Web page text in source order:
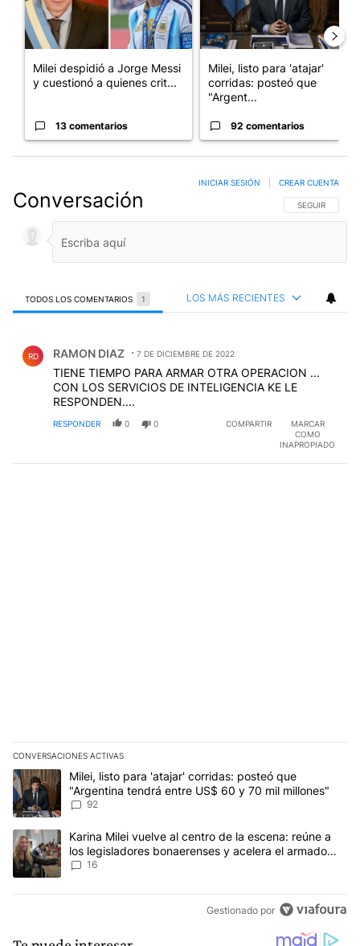
Milei despidió a Jorge Messi
y cuestionó a quienes crit...
13 comentarios
Milei, listo para 'atajar'
corridas: posteó que
"Argent...
92 comentarios
Conversación SIGA ESTA
SEGUIR
INICIAR SESIÓN CREAR CUENTA
TODOS LOS COMENTARIOS 1 LOS MÁS RECIENTES
RD RAMON DIAZ 7 DE DICIEMBRE DE 2022
TIENE TIEMPO PARA ARMAR OTRA OPERACION ...
CON LOS SERVICIOS DE INTELIGENCIA KE LE
RESPONDEN....
RESPONDER 0 0 COMPARTIR
MARCAR
COMO
INAPROPIADO
CONVERSACIONES ACTIVAS
Este listado muestra los artículos con más comentarios en los
Un artículo de tendencia con el título "Milei, listo para 'atajar'
Milei, listo para 'atajar' corridas: posteó que
"Argentina tendrá entre US$ 60 y 70 mil millones"
92
Un artículo de tendencia con el título "Karina Milei vuelve al
Karina Milei vuelve al centro de la escena: reúne a
los legisladores bonaerenses y acelera el armado
para 2027
16
Gestionado por